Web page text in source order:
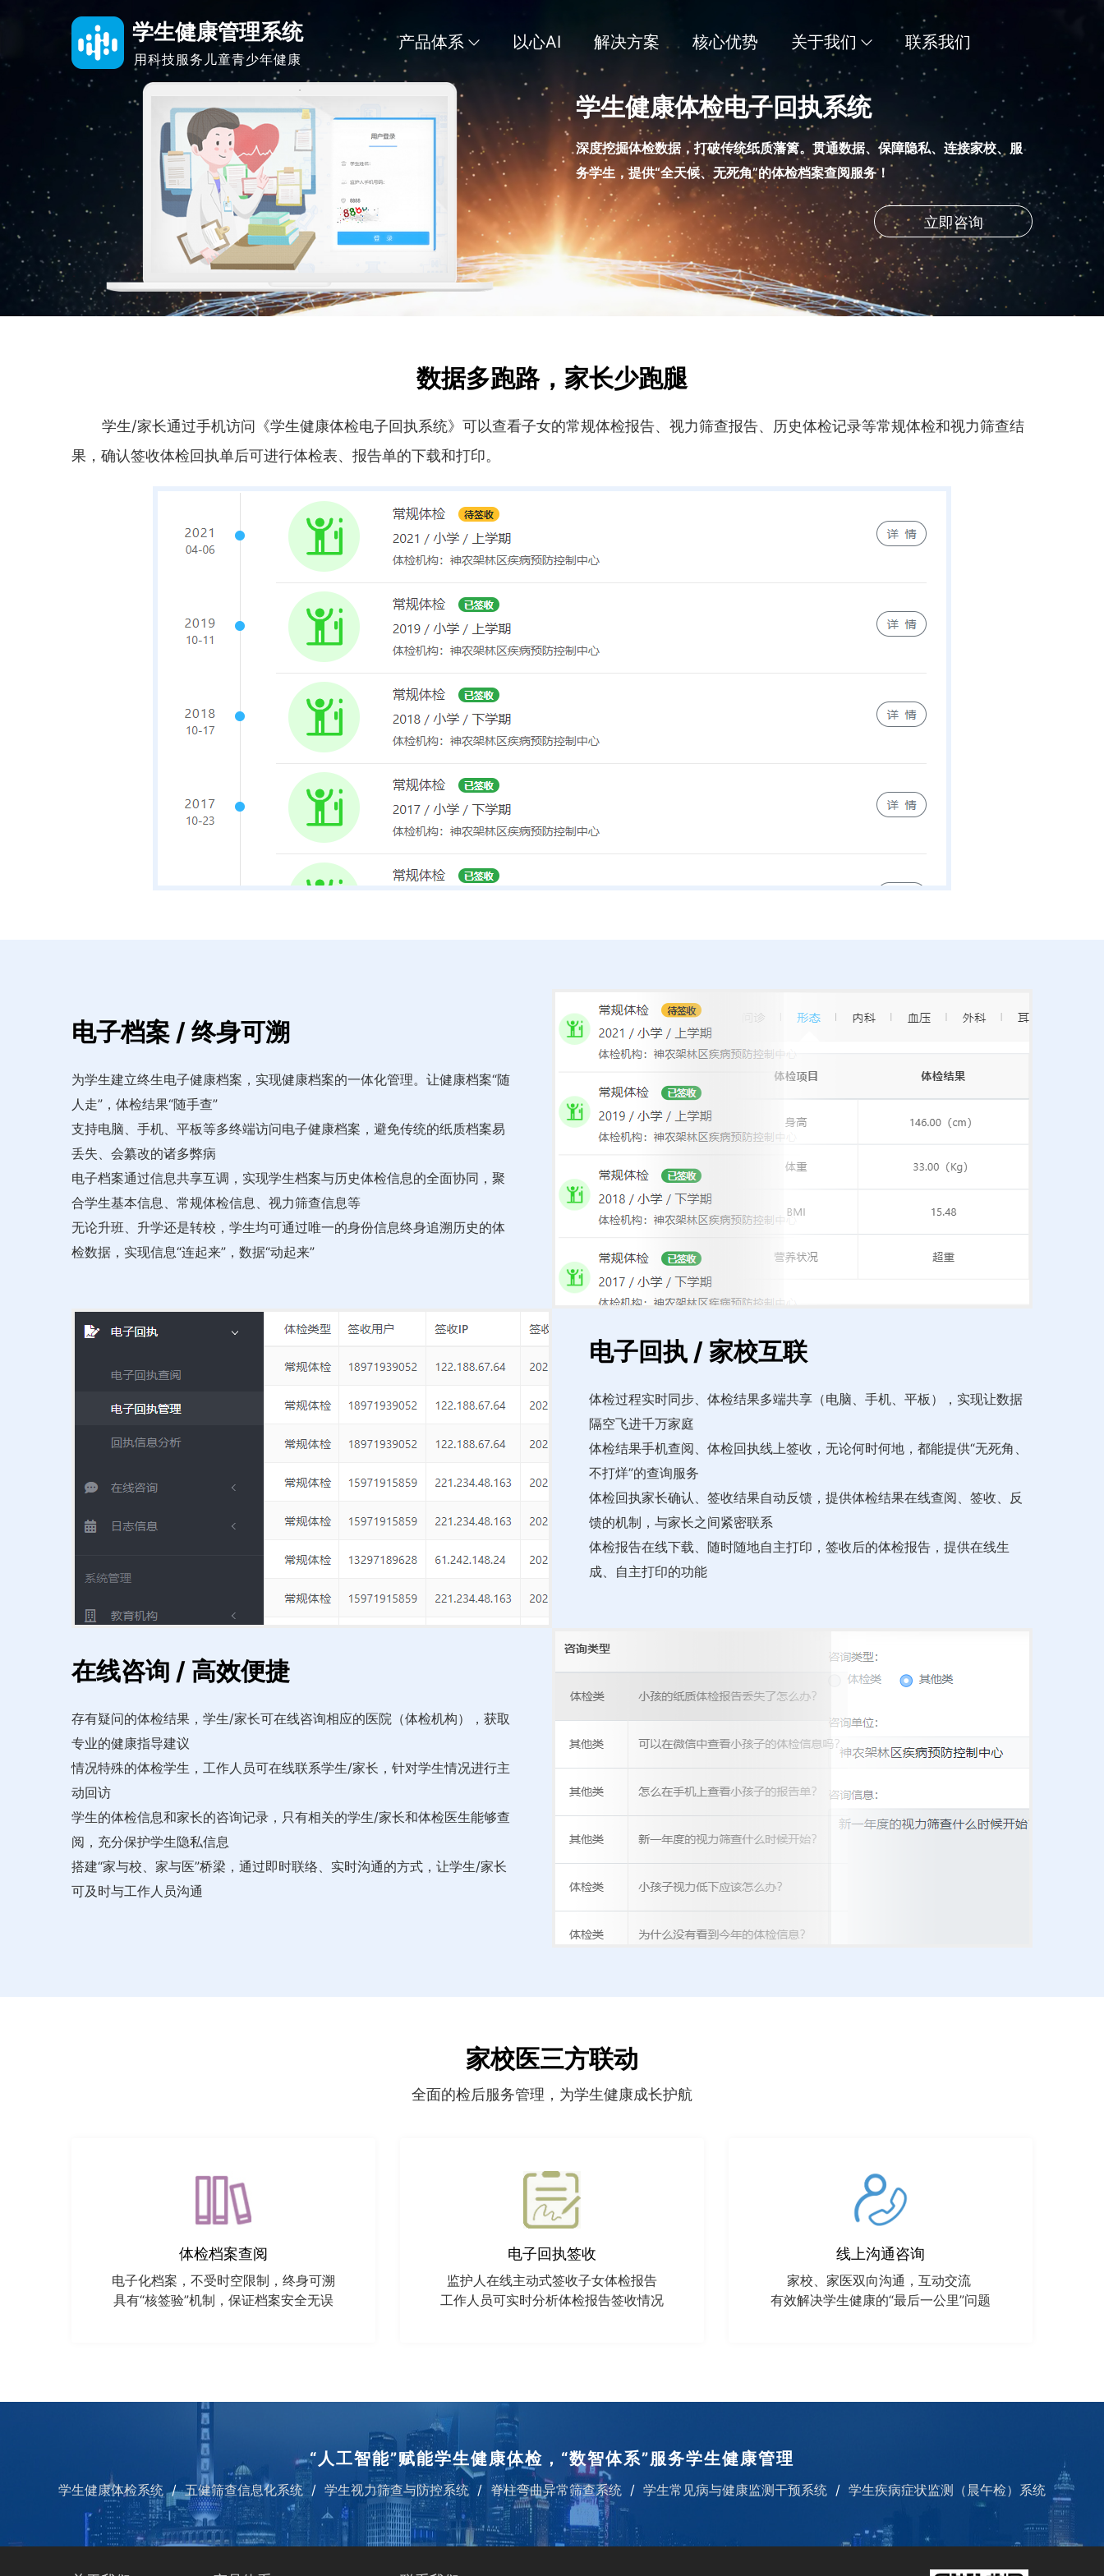
学生健康管理系统
用科技服务儿童青少年健康
产品体系 以心AI 解决方案 核心优势 关于我们 联系我们
学生健康体检电子回执系统
深度挖掘体检数据，打破传统纸质藩篱。贯通数据、保障隐私、连接家校、服
务学生，提供“全天候、无死角”的体检档案查阅服务！
立即咨询
数据多跑路，家长少跑腿
学生/家长通过手机访问《学生健康体检电子回执系统》可以查看子女的常规体检报告、视力筛查报告、历史体检记录等常规体检和视力筛查结
果，确认签收体检回执单后可进行体检表、报告单的下载和打印。
电子档案 / 终身可溯
为学生建立终生电子健康档案，实现健康档案的一体化管理。让健康档案“随
人走”，体检结果“随手查”
支持电脑、手机、平板等多终端访问电子健康档案，避免传统的纸质档案易
丢失、会纂改的诸多弊病
电子档案通过信息共享互调，实现学生档案与历史体检信息的全面协同，聚
合学生基本信息、常规体检信息、视力筛查信息等
无论升班、升学还是转校，学生均可通过唯一的身份信息终身追溯历史的体
检数据，实现信息“连起来”，数据“动起来”
电子回执 / 家校互联
体检过程实时同步、体检结果多端共享（电脑、手机、平板），实现让数据
隔空飞进千万家庭
体检结果手机查阅、体检回执线上签收，无论何时何地，都能提供“无死角、
不打烊”的查询服务
体检回执家长确认、签收结果自动反馈，提供体检结果在线查阅、签收、反
馈的机制，与家长之间紧密联系
体检报告在线下载、随时随地自主打印，签收后的体检报告，提供在线生
成、自主打印的功能
在线咨询 / 高效便捷
存有疑问的体检结果，学生/家长可在线咨询相应的医院（体检机构），获取
专业的健康指导建议
情况特殊的体检学生，工作人员可在线联系学生/家长，针对学生情况进行主
动回访
学生的体检信息和家长的咨询记录，只有相关的学生/家长和体检医生能够查
阅，充分保护学生隐私信息
搭建“家与校、家与医”桥梁，通过即时联络、实时沟通的方式，让学生/家长
可及时与工作人员沟通
家校医三方联动
全面的检后服务管理，为学生健康成长护航
体检档案查阅
电子化档案，不受时空限制，终身可溯
具有“核签验”机制，保证档案安全无误
电子回执签收
监护人在线主动式签收子女体检报告
工作人员可实时分析体检报告签收情况
线上沟通咨询
家校、家医双向沟通，互动交流
有效解决学生健康的“最后一公里”问题
“人工智能”赋能学生健康体检，“数智体系”服务学生健康管理
学生健康体检系统 五健筛查信息化系统 学生视力筛查与防控系统 脊柱弯曲异常筛查系统 学生常见病与健康监测干预系统 学生疾病症状监测（晨午检）系统